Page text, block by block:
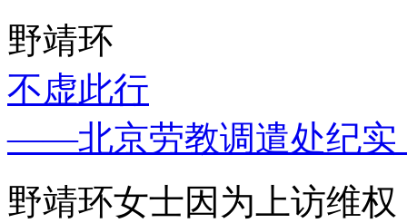
野靖环
不虚此行
——北京劳教调遣处纪实
野靖环女士因为上访维